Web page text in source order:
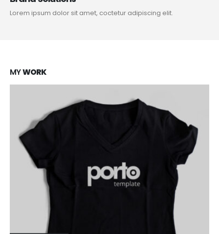
Lorem ipsum dolor sit amet, coctetur adipiscing elit.
MYWORK